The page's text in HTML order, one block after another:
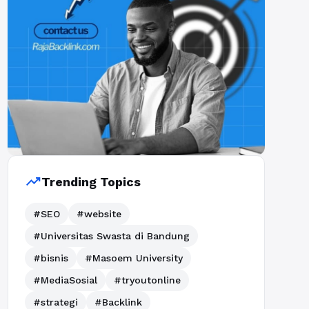
trending_upTrending Topics
#SEO
#website
#Universitas Swasta di Bandung
#bisnis
#Masoem University
#MediaSosial
#tryoutonline
#strategi
#Backlink